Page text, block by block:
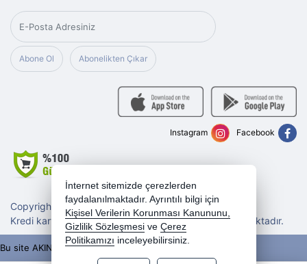
Abone Ol Abonelikten Çıkar
Copyright 2026 morotogrup.com - Tüm hakları saklıdır.
Kredi kartı bilgileriniz 256bit SSL sertifikası ile korunmaktadır.
Facebook
Instagram
Bu site AKINSOFT E-Ticaret ile hazırlanmıştır.
İnternet sitemizde çerezlerden
faydalanılmaktadır. Ayrıntılı bilgi için
Kişisel Verilerin Korunması Kanununu,
Gizlilik Sözleşmesi ve Çerez
Politikamızı inceleyebilirsiniz.